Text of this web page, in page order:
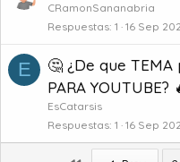
CRamonSananabria
Respuestas 1 16 Sep
E
🤔 ¿De que TEMA
PARA YOUTUBE?
EsCatarsis
Respuestas 1 16 Sep